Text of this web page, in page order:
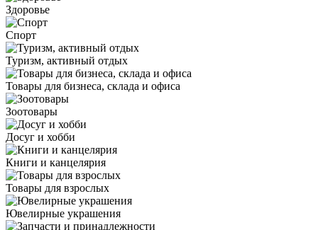
Здоровье
Спорт
Туризм, активный отдых
Товары для бизнеса, склада и офиса
Зоотовары
Досуг и хобби
Книги и канцелярия
Товары для взрослых
Ювелирные украшения